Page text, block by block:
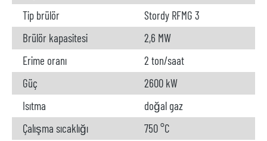
Tip brülör
Stordy RFMG 3
Brülör kapasitesi
2,6 MW
Erime oranı
2 ton/saat
Güç
2600 kW
Isıtma
doğal gaz
Çalışma sıcaklığı
750 °C